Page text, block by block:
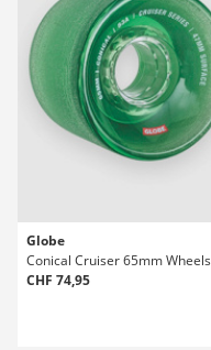
Globe
Conical Cruiser 65mm Wheels
CHF 74,95